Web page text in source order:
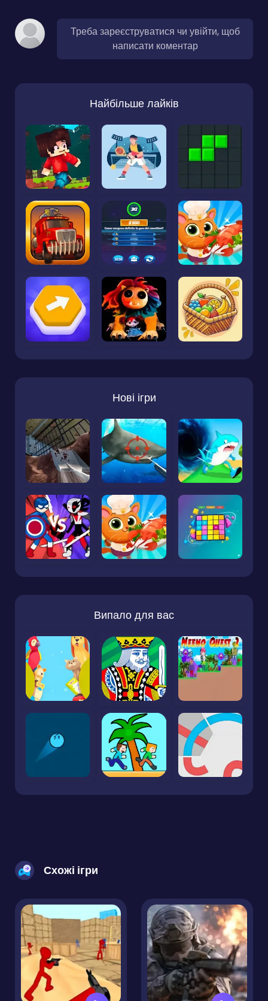
Треба зареєструватися чи увійти, щоб
написати коментар
Найбільше лайків
Нові ігри
Випало для вас
Схожі ігри